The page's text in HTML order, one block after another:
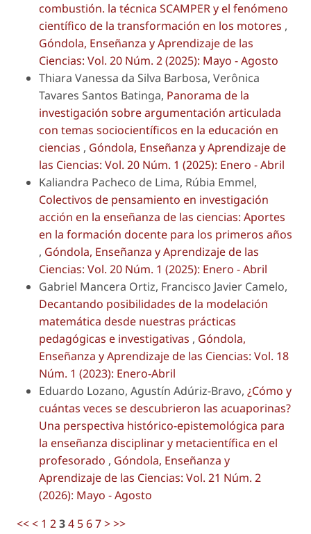
combustión. la técnica SCAMPER y el fenómeno
científico de la transformación en los motores ,
Góndola, Enseñanza y Aprendizaje de las
Ciencias: Vol. 20 Núm. 2 (2025): Mayo - Agosto
Thiara Vanessa da Silva Barbosa, Verônica
Tavares Santos Batinga, Panorama de la
investigación sobre argumentación articulada
con temas sociocientíficos en la educación en
ciencias , Góndola, Enseñanza y Aprendizaje de
las Ciencias: Vol. 20 Núm. 1 (2025): Enero - Abril
Kaliandra Pacheco de Lima, Rúbia Emmel,
Colectivos de pensamiento en investigación
acción en la enseñanza de las ciencias: Aportes
en la formación docente para los primeros años
, Góndola, Enseñanza y Aprendizaje de las
Ciencias: Vol. 20 Núm. 1 (2025): Enero - Abril
Gabriel Mancera Ortiz, Francisco Javier Camelo,
Decantando posibilidades de la modelación
matemática desde nuestras prácticas
pedagógicas e investigativas , Góndola,
Enseñanza y Aprendizaje de las Ciencias: Vol. 18
Núm. 1 (2023): Enero-Abril
Eduardo Lozano, Agustín Adúriz-Bravo, ¿Cómo y
cuántas veces se descubrieron las acuaporinas?
Una perspectiva histórico-epistemológica para
la enseñanza disciplinar y metacientífica en el
profesorado , Góndola, Enseñanza y
Aprendizaje de las Ciencias: Vol. 21 Núm. 2
(2026): Mayo - Agosto
<<< 1 234 567>>>